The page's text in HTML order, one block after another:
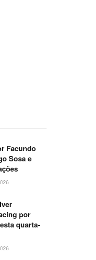
Facundo
Sosa e
por
quarta-